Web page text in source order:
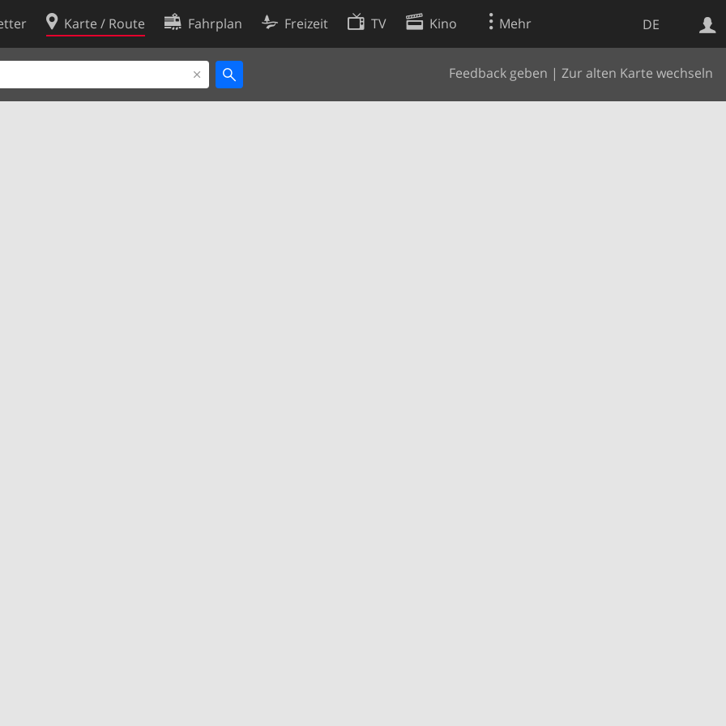
DE
Karte / Route Fahrplan Freizeit TV Kino Mehr
Feedback geben | Zur alten Karte wechseln
Websuche
Cookie-Richtlinie
Cookie-Einstellungen